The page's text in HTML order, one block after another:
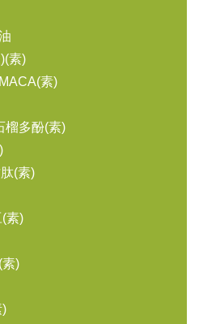
素)
素)
榴多酚(素)
(素)
素)
)
)